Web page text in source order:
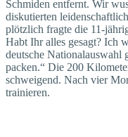
Schmiden entfernt. Wir
diskutierten
plötzlich fragte die 11-
Habt Ihr alles gesagt? Ich
deutsche Nationalauswahl
packen.“ Die 200
schweigend. Nach vier
trainieren.